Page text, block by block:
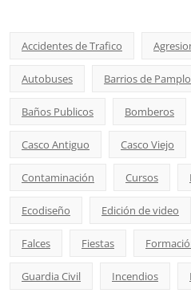
Accidentes de Trafico
Autobuses Barrios de
Baños Publicos Bomberos
Casco Antiguo Casco Viejo
Contaminación Cursos
Ecodiseño Edición de video
Falces Fiestas
Guardia Civil Incendios